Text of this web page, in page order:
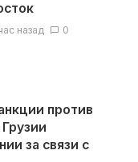
назад 0
против
за связи с